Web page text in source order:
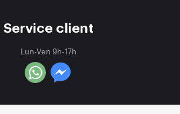
Service client
Lun-Ven 9h-17h